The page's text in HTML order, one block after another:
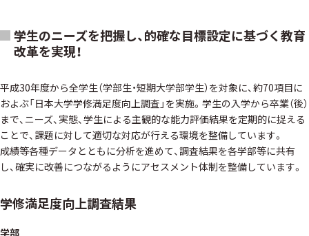
学生のニーズを把握し、的確な目標設定に基づく教育
改革を実現！
平成30年度から全学生（学部生・短期大学部学生）を対象に、約70項目に
およぶ「日本大学学修満足度向上調査」を実施。学生の入学から卒業（後）
まで、ニーズ、実態、学生による主観的な能力評価結果を定期的に捉える
ことで、課題に対して適切な対応が行える環境を整備しています。
成績等各種データとともに分析を進めて、調査結果を各学部等に共有
し、確実に改善につながるようにアセスメント体制を整備しています。
学修満足度向上調査結果
学部